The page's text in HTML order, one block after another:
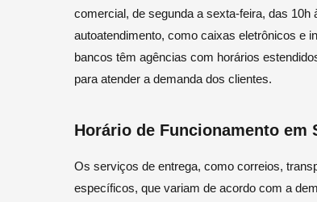
comercial, de segunda a sexta-feira, das
autoatendimento, como caixas eletrônicos e
bancos têm agências com horários
para atender a demanda dos clientes.
Horário de Funcionamento em
Os serviços de entrega, como correios,
específicos, que variam de acordo com a